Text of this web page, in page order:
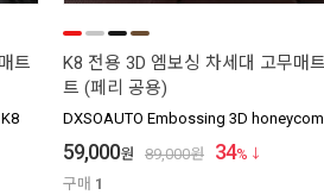
트
K8 전용 3D 엠보싱 차세대 고무매
트 (페리 공용)
DXSOAUTO Embossing 3D
59,000원 89,000원 34%
구매 1